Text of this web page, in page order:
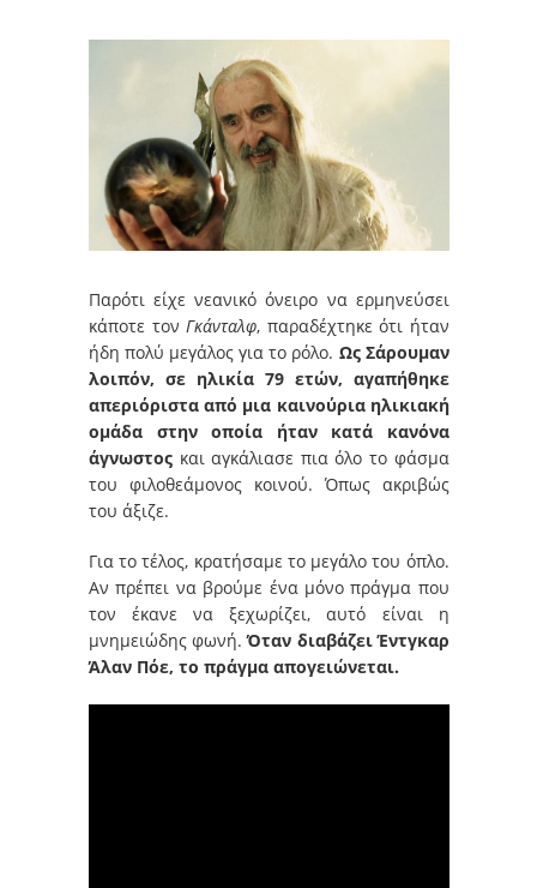
Παρότι είχε νεανικό όνειρο να ερμηνεύσει
κάποτε τονΓκάνταλφ, παραδέχτηκε ότι ήταν
ήδη πολύ μεγάλος για το ρόλο. Ως Σάρουμαν
λοιπόν, σε ηλικία 79 ετών, αγαπήθηκε
απεριόριστα από μια καινούρια ηλικιακή
ομάδα στην οποία ήταν κατά κανόνα
άγνωστος και αγκάλιασε πια όλο το φάσμα
του φιλοθεάμονος κοινού. Όπως ακριβώς
του άξιζε.
Για το τέλος, κρατήσαμε το μεγάλο του όπλο.
Αν πρέπει να βρούμε ένα μόνο πράγμα που
τον έκανε να ξεχωρίζει, αυτό είναι η
μνημειώδης φωνή.Όταν διαβάζει Έντγκαρ
Άλαν Πόε, το πράγμα απογειώνεται.